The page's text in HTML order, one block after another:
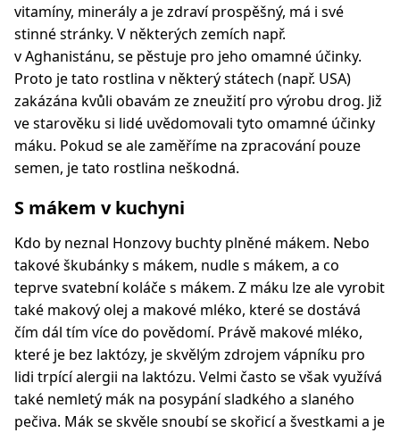
vitamíny, minerály a je zdraví prospěšný, má i své
stinné stránky. V některých zemích např.
v Aghanistánu, se pěstuje pro jeho omamné účinky.
Proto je tato rostlina v některý státech (např. USA)
zakázána kvůli obavám ze zneužití pro výrobu drog. Již
ve starověku si lidé uvědomovali tyto omamné účinky
máku. Pokud se ale zaměříme na zpracování pouze
semen, je tato rostlina neškodná.
S mákem v kuchyni
Kdo by neznal Honzovy buchty plněné mákem. Nebo
takové škubánky s mákem, nudle s mákem, a co
teprve svatební koláče s mákem. Z máku lze ale vyrobit
také makový olej a makové mléko, které se dostává
čím dál tím více do povědomí. Právě makové mléko,
které je bez laktózy, je skvělým zdrojem vápníku pro
lidi trpící alergii na laktózu. Velmi často se však využívá
také nemletý mák na posypání sladkého a slaného
pečiva. Mák se skvěle snoubí se skořicí a švestkami a je